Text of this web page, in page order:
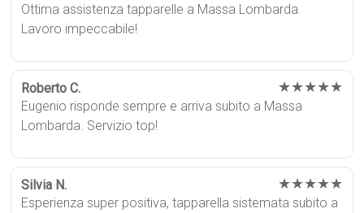
Ottima assistenza tapparelle a Massa Lombarda.
Lavoro impeccabile!
Roberto C. ★★★★★
Eugenio risponde sempre e arriva subito a Massa
Lombarda. Servizio top!
Silvia N. ★★★★★
Esperienza super positiva, tapparella sistemata subito a